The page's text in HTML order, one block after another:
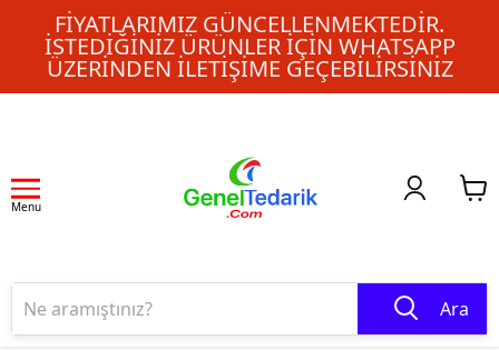
FIYATLARIMIZ GÜNCELLENMEKTEDIR.
İSTEDIĞINIZ ÜRÜNLER IÇIN WHATSAPP
ÜZERINDEN ILETIŞIME GEÇEBILIRSINIZ
Menu
Ara